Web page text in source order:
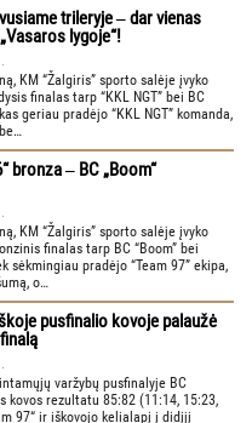
trileryje ‒ dar vienas
lygoje“!
KM “Žalgiris” sporto salėje įvyko
finalas tarp “KKL NGT” bei BC
geriau pradėjo “KKL NGT” komanda,
bronza ‒ BC „Boom“
KM “Žalgiris” sporto salėje įvyko
finalas tarp BC “Boom” bei
sėkmingiau pradėjo “Team 97” ekipa,
o…
pusfinalio kovoje palaužė
varžybų pusfinalyje BC
kovos rezultatu 85:82 (11:14, 15:23,
97“ ir iškovojo kelialapį į didįjį